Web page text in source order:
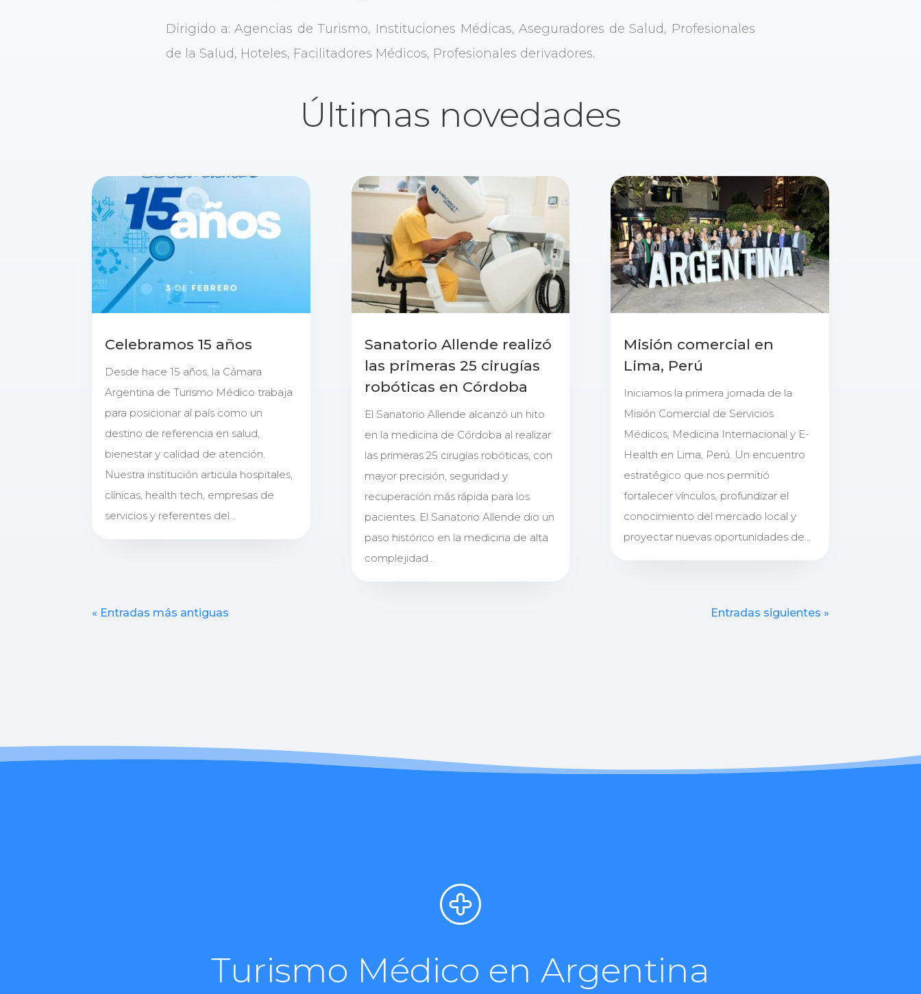
Dirigido a: Agencias de Turismo, Instituciones Médicas, Aseguradores de Salud, Profesionales
de la Salud, Hoteles, Facilitadores Médicos, Profesionales derivadores.
Últimas novedades
Celebramos 15 años
Desde hace 15 años, la Cámara
Argentina de Turismo Médico trabaja
para posicionar al país como un
destino de referencia en salud,
bienestar y calidad de atención.
Nuestra institución articula hospitales,
clínicas, health tech, empresas de
servicios y referentes del...
Sanatorio Allende realizó
las primeras 25 cirugías
robóticas en Córdoba
El Sanatorio Allende alcanzó un hito
en la medicina de Córdoba al realizar
las primeras 25 cirugías robóticas, con
mayor precisión, seguridad y
recuperación más rápida para los
pacientes. El Sanatorio Allende dio un
paso histórico en la medicina de alta
complejidad...
Misión comercial en
Lima, Perú
Iniciamos la primera jornada de la
Misión Comercial de Servicios
Médicos, Medicina Internacional y E-
Health en Lima, Perú. Un encuentro
estratégico que nos permitió
fortalecer vínculos, profundizar el
conocimiento del mercado local y
proyectar nuevas oportunidades de...
« Entradas más antiguas Entradas siguientes »
Turismo Médico en Argentina